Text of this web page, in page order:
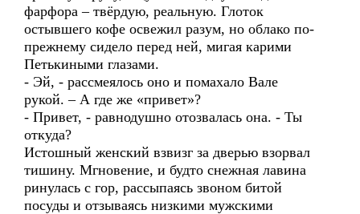
фарфора – твёрдую, реальную. Глоток
остывшего кофе освежил разум, но облако по-
прежнему сидело перед ней, мигая карими
Петькиными глазами.
- Эй, - рассмеялось оно и помахало Вале
рукой. – А где же «привет»?
- Привет, - равнодушно отозвалась она. - Ты
откуда?
Истошный женский взвизг за дверью взорвал
тишину. Мгновение, и будто снежная лавина
ринулась с гор, рассыпаясь звоном битой
посуды и отзываясь низкими мужскими